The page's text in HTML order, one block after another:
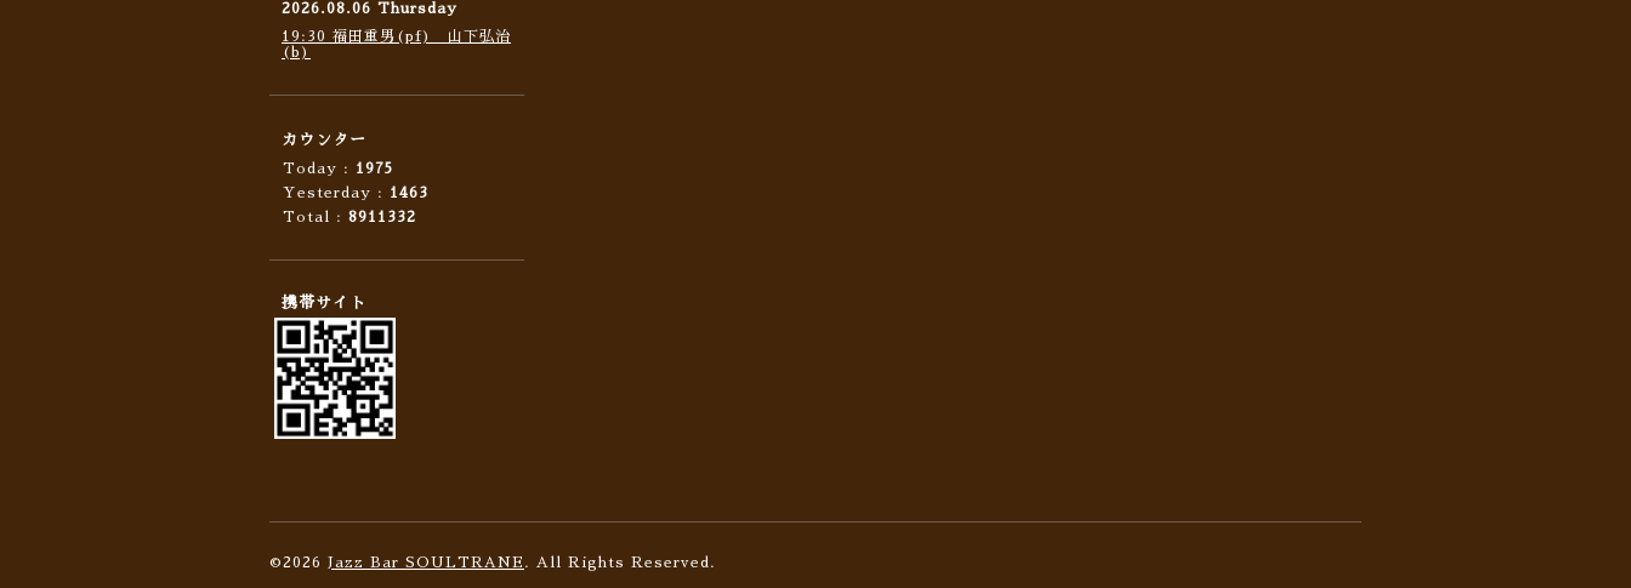
2026.08.06 Thursday
19:30 福田重男(pf) 山下弘治
(b)
カウンター
Today : 1975
Yesterday : 1463
Total : 8911332
携帯サイト
©2026 Jazz Bar SOULTRANE . All Rights Reserved.